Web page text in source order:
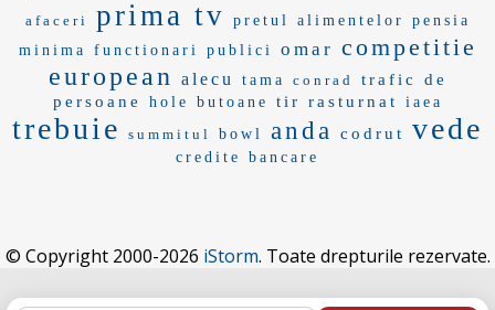
afaceri
prima tv pretul alimentelor
pensia
minima
functionari publici omar competitie
european alecu tama conrad
trafic de
persoane
hole butoane tir rasturnat iaea
trebuie summitul bowl anda codrut vede
credite bancare
© Copyright 2000-2026 iStorm. Toate drepturile rezervate.